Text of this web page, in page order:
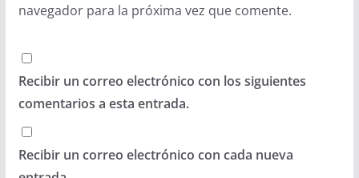
navegador para la próxima vez que comente.
Recibir un correo electrónico con los siguientes
comentarios a esta entrada.
Recibir un correo electrónico con cada nueva